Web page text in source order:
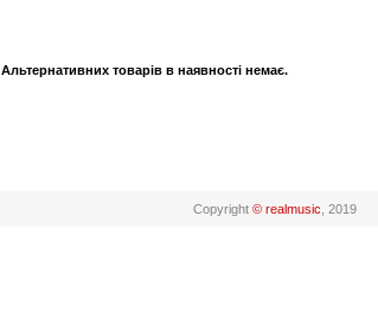
Альтернативних товарів в наявності немає.
Copyright © realmusic , 2019